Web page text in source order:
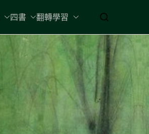
四書 翻轉學習